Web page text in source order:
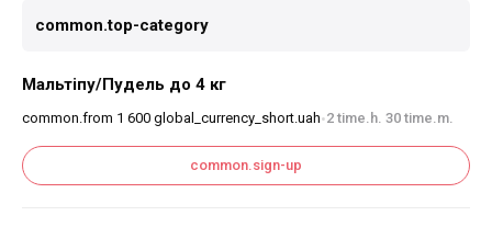
common.top-category
Мальтіпу/Пудель до 4 кг
common.from 1 600 global_currency_short.uah•2 time.h. 30 time.m.
common.sign-up